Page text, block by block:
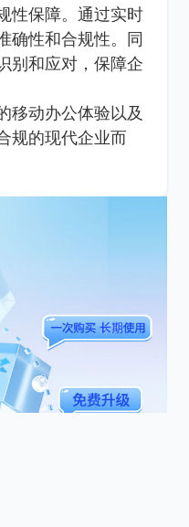
性保障。通过实时
确性和合规性。同
别和应对，保障企
移动办公体验以及
规的现代企业而